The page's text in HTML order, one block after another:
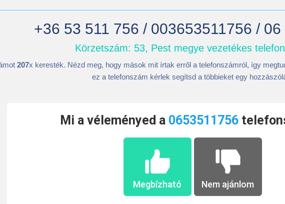
+36 53 511 756 / 003653511756 /
Körzetszám: 53, Pest megye vezetékes
207x keresték. Nézd meg, hogy mások mit írtak erről a telefonszámról, így
ez a telefonszám kérlek segítsd a többieket egy
Mi a véleményed a 0653511756
Megbízható Nem ajánlom